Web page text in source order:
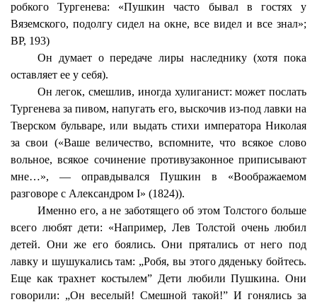
робкого Тургенева: «Пушкин часто бывал в гостях у
Вяземского, подолгу сидел на окне, все видел и все знал»;
ВР, 193)
Он думает о передаче лиры наследнику (хотя пока
оставляет ее у себя).
Он легок, смешлив, иногда хулиганист: может послать
Тургенева за пивом, напугать его, выскочив из-под лавки на
Тверском бульваре, или выдать стихи императора Николая
за свои («Ваше величество, вспомните, что всякое слово
вольное, всякое сочинение противузаконное приписывают
мне…», — оправдывался Пушкин в «Воображаемом
разговоре с Александром I» (1824)).
Именно его, а не заботящего об этом Толстого больше
всего любят дети: «Например, Лев Толстой очень любил
детей. Они же его боялись. Они прятались от него под
лавку и шушукались там: „Робя, вы этого дяденьку бойтесь.
Еще как трахнет костылем” Дети любили Пушкина. Они
говорили: „Он веселый! Смешной такой!” И гонялись за